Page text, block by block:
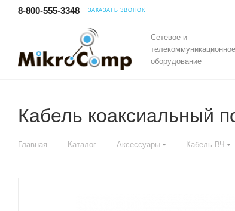
8-800-555-3348 ЗАКАЗАТЬ ЗВОНОК
Сетевое и
телекоммуникационное
оборудование
Кабель коаксиальный
Главная — Каталог — Аксессуары — Кабель ВЧ